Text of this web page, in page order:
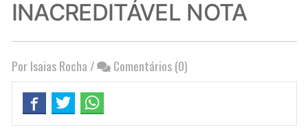
INACREDITÁVEL NOTA
Por Isaias Rocha / Comentários (0)